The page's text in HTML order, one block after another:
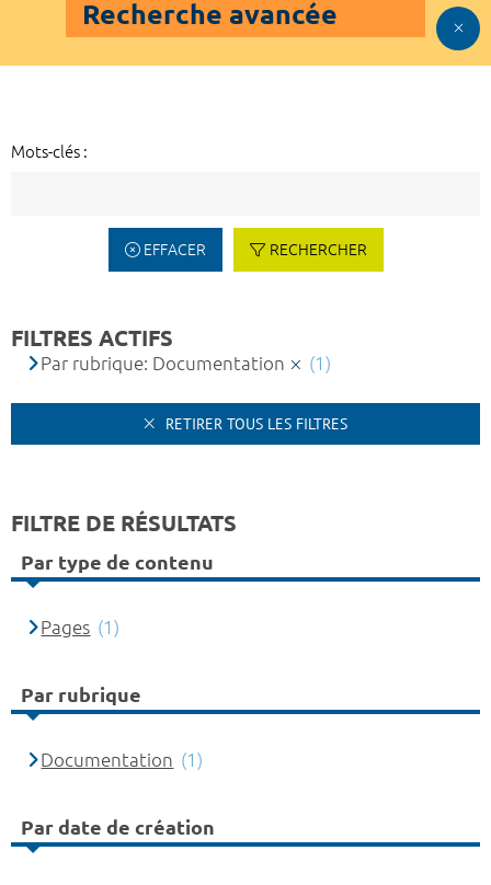
Recherche avancée
Mots-clés :
EFFACER RECHERCHER
FILTRES ACTIFS
Par rubrique: Documentation (1)
RETIRER TOUS LES FILTRES
FILTRE DE RÉSULTATS
Par type de contenu
Pages (1)
Par rubrique
Documentation (1)
Par date de création